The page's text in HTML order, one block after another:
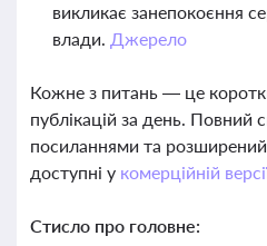
викликає занепокоєння
влади. Джерело
Кожне з питань — це
публікацій за день.
посиланнями та
доступні у комерційній
Стисло про головне: